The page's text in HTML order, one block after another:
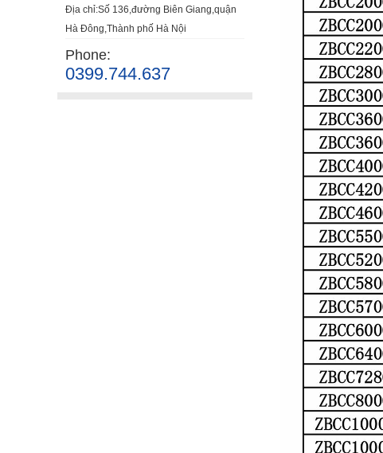
Địa chỉ:Số 136,đường Biên Giang,quận
Hà Đông,Thành phố Hà Nội
Phone:
0399.744.637